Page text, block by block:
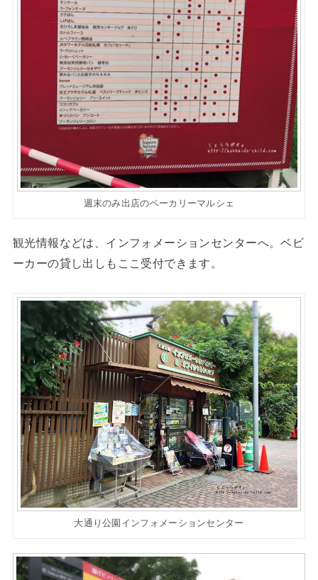
週末のみ出店のベーカリーマルシェ
観光情報などは、インフォメーションセンターへ。ベビ
ーカーの貸し出しもここ受付できます。
大通り公園インフォメーションセンター